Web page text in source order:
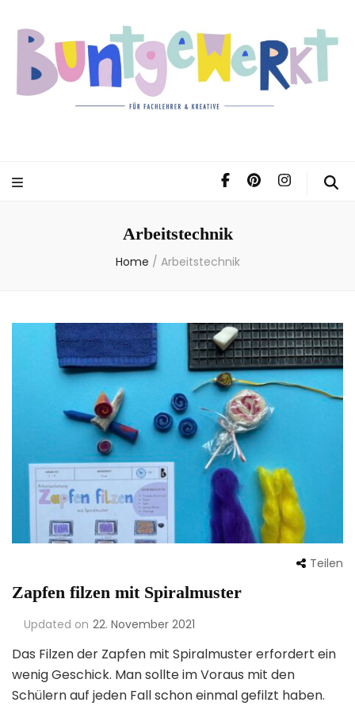
Arbeitstechnik
Home / Arbeitstechnik
Teilen
Zapfen filzen mit Spiralmuster
Updated on 22. November 2021
Das Filzen der Zapfen mit Spiralmuster erfordert ein
wenig Geschick. Man sollte im Voraus mit den
Schülern auf jeden Fall schon einmal gefilzt haben.